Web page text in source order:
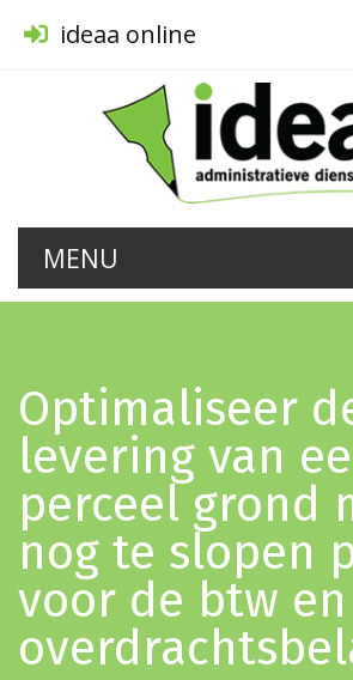
ideaa online
Optimaliseer
levering van
perceel grond
nog te slopen
voor de btw en